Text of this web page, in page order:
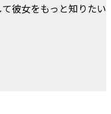
彼女をもっと知りたい